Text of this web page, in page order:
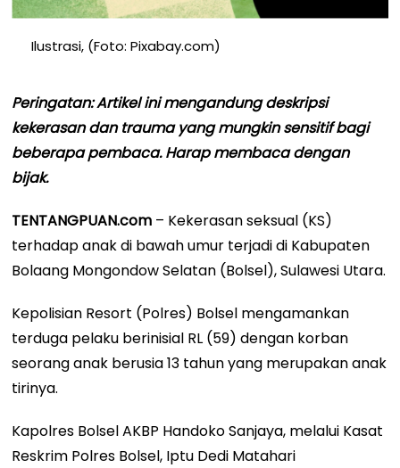
Ilustrasi, (Foto: Pixabay.com)
Peringatan: Artikel ini mengandung deskripsi
kekerasan dan trauma yang mungkin sensitif bagi
beberapa pembaca. Harap membaca dengan
bijak.
TENTANGPUAN.com – Kekerasan seksual (KS)
terhadap anak di bawah umur terjadi di Kabupaten
Bolaang Mongondow Selatan (Bolsel), Sulawesi Utara.
Kepolisian Resort (Polres) Bolsel mengamankan
terduga pelaku berinisial RL (59) dengan korban
seorang anak berusia 13 tahun yang merupakan anak
tirinya.
Kapolres Bolsel AKBP Handoko Sanjaya, melalui Kasat
Reskrim Polres Bolsel, Iptu Dedi Matahari